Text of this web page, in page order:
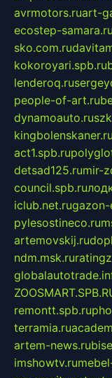
avrmotors.ruart-
ecostep-samara.ru
sko.com.ru
kokoroyari.spb.ru
lenderoq.ru
people-of-art.ru
dynamoauto.ru
kingbolenskaner.ru
act1.spb.ru
detsad125.rumir-
council.spb.ru
iclub.net.rugazon-
pylesostineco.ru
artemovskij.ru
ndm.msk.ru
remontt.spb.ru
terramia.ru
artem-news.ru
imshowtv.ru